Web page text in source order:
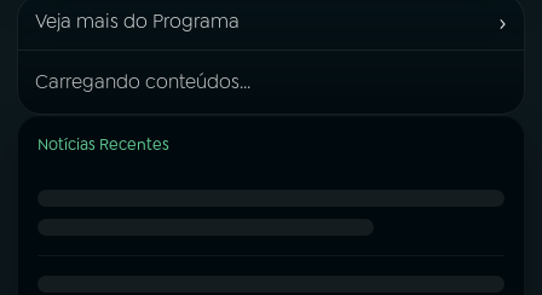
Veja mais do Programa ›
Carregando conteúdos...
Notícias Recentes